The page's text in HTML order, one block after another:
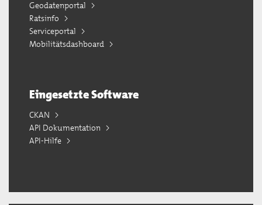
Geodatenportal
Ratsinfo
Serviceportal
Mobilitätsdashboard
Eingesetzte Software
CKAN
API Dokumentation
API-Hilfe